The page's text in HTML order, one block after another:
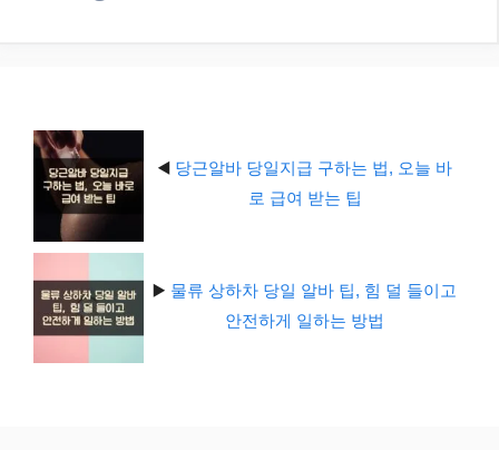
◀️ 당근알바 당일지급 구하는 법, 오늘 바
로 급여 받는 팁
▶️ 물류 상하차 당일 알바 팁, 힘 덜 들이고
안전하게 일하는 방법